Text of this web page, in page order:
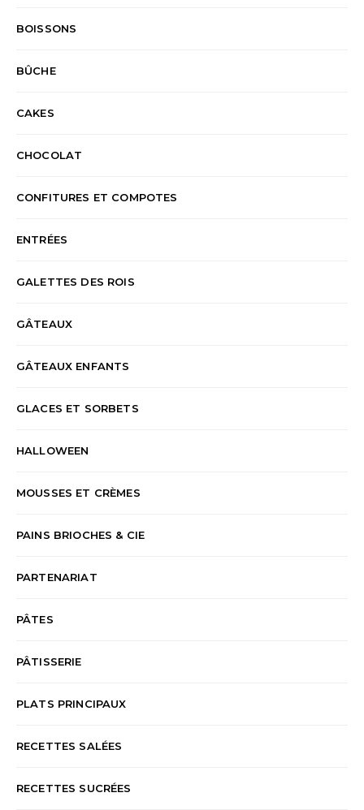
BOISSONS
BÛCHE
CAKES
CHOCOLAT
CONFITURES ET COMPOTES
ENTRÉES
GALETTES DES ROIS
GÂTEAUX
GÂTEAUX ENFANTS
GLACES ET SORBETS
HALLOWEEN
MOUSSES ET CRÈMES
PAINS BRIOCHES & CIE
PARTENARIAT
PÂTES
PÂTISSERIE
PLATS PRINCIPAUX
RECETTES SALÉES
RECETTES SUCRÉES